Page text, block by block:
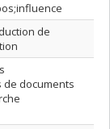
de
documents